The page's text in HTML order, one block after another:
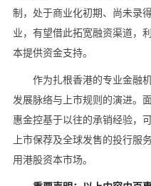
制，处于商业化初期、尚未录
业，有望借此拓宽融资渠道，
本提供资金支持。
作为扎根香港的专业金融
发展脉络与上市规则的演进。
惠金控基于以往的承销经验，
上市保荐及全球发售的投行服
用港股资本市场。